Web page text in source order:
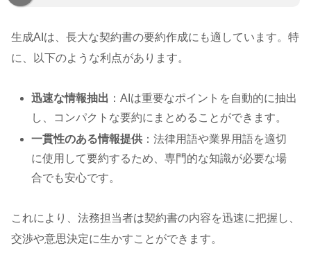
生成AIは、長大な契約書の要約作成にも適しています。特
に、以下のような利点があります。
迅速な情報抽出 ：AIは重要なポイントを自動的に抽出
し、コンパクトな要約にまとめることができます。
一貫性のある情報提供 ：法律用語や業界用語を適切
に使用して要約するため、専門的な知識が必要な場
合でも安心です。
これにより、法務担当者は契約書の内容を迅速に把握し、
交渉や意思決定に生かすことができます。